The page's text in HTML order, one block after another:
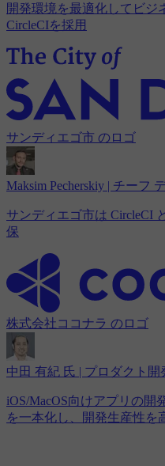
開発環境を最適化してビジ
CircleCIを採用
サンディエゴ市 のロゴ
Maksim Pecherskiy | チーフ
サンディエゴ市は CircleCI
保
株式会社ココナラ のロゴ
中田 有紀 氏 | プロダクト開
iOS/MacOS向けアプリの開
を一本化し、開発生産性を